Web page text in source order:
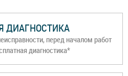
ДИАГНОСТИКА
перед началом работ
диагностика*